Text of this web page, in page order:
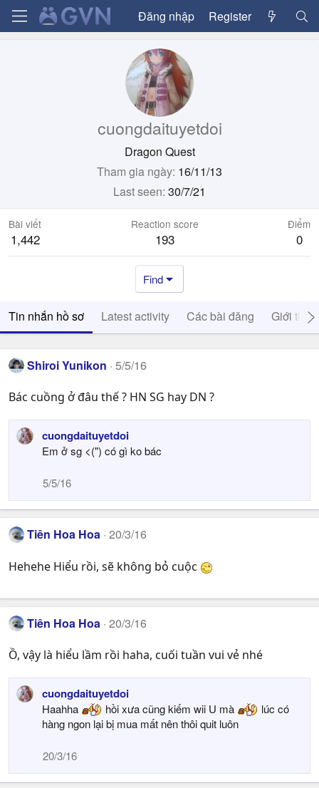
Đăng nhập Register
cuongdaituyetdoi
Dragon Quest
Tham gia ngày 16/11/13
Last seen 30/7/21
Bài viết
1,442
Reaction score
193
Điểm
0
Find
Tin nhắn hồ sơ Latest activity Các bài đăng Giới thiệu
Shiroi Yunikon 5/5/16
Bác cuồng ở đâu thế ? HN SG hay DN ?
cuongdaituyetdoi
Em ở sg <(") có gì ko bác
5/5/16
Tiên Hoa Hoa 20/3/16
Hehehe Hiểu rồi, sẽ không bỏ cuộc
Tiên Hoa Hoa 20/3/16
Ồ, vậy là hiểu lầm rồi haha, cuối tuần vui vẻ nhé
cuongdaituyetdoi
Haahha hồi xưa cũng kiếm wii U mà
lúc có
hàng ngon lại bị mua mất nên thôi quit luôn
20/3/16